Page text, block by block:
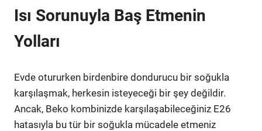
Isı Sorunuyla Baş Etmenin
Yolları
Evde otururken birdenbire dondurucu bir soğukla
karşılaşmak, herkesin isteyeceği bir şey değildir.
Ancak, Beko kombinizde karşılaşabileceğiniz E26
hatasıyla bu tür bir soğukla mücadele etmeniz